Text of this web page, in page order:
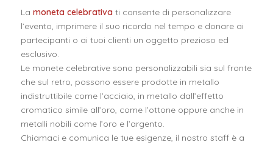
La moneta celebrativati consente di personalizzare
l’evento, imprimere il suo ricordo nel tempo e donare ai
partecipanti o ai tuoi clienti un oggetto prezioso ed
esclusivo.
Le monete celebrative sono personalizzabili sia sul fronte
che sul retro, possono essere prodotte in metallo
indistruttibile come l’acciaio, in metallo dall’effetto
cromatico simile all’oro, come l’ottone oppure anche in
metalli nobili come l’oro e l’argento.
Chiamaci e comunica le tue esigenze, il nostro staff è a